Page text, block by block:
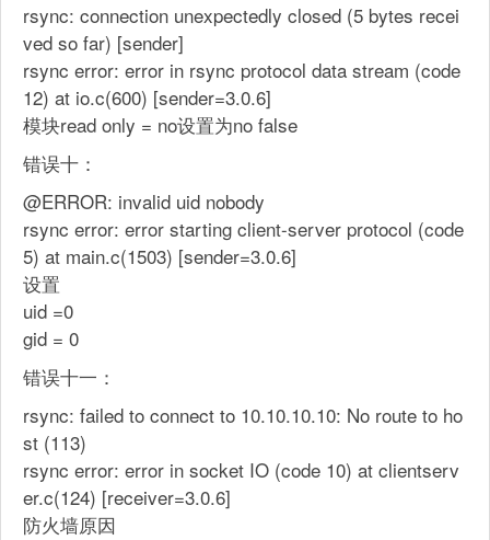
rsync: connection unexpectedly closed (5 bytes recei
ved so far) [sender]
rsync error: error in rsync protocol data stream (code
12) at io.c(600) [sender=3.0.6]
模块read only = no设置为no false
错误十：
@ERROR: invalid uid nobody
rsync error: error starting client-server protocol (code
5) at main.c(1503) [sender=3.0.6]
设置
uid =0
gid = 0
错误十一：
rsync: failed to connect to 10.10.10.10: No route to ho
st (113)
rsync error: error in socket IO (code 10) at clientserv
er.c(124) [receiver=3.0.6]
防火墙原因